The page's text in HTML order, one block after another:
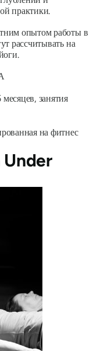
практики.
опытом работы в
рассчитывать на
занятия
на фитнес